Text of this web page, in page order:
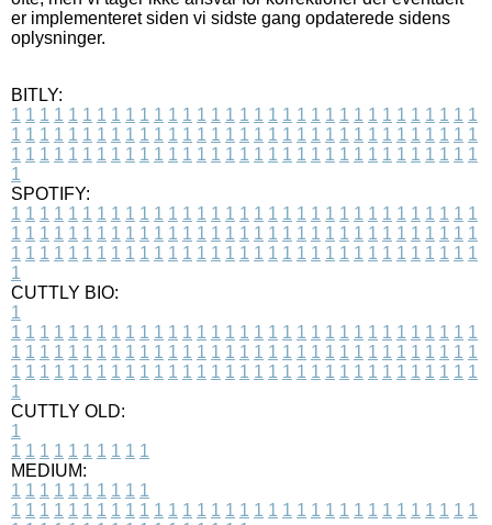
er implementeret siden vi sidste gang opdaterede sidens
oplysninger.
BITLY:
1 1 1 1 1 1 1 1 1 1 1 1 1 1 1 1 1 1 1 1 1 1 1 1 1 1 1 1 1 1 1 1 1
1 1 1 1 1 1 1 1 1 1 1 1 1 1 1 1 1 1 1 1 1 1 1 1 1 1 1 1 1 1 1 1 1
1 1 1 1 1 1 1 1 1 1 1 1 1 1 1 1 1 1 1 1 1 1 1 1 1 1 1 1 1 1 1 1 1
1
SPOTIFY:
1 1 1 1 1 1 1 1 1 1 1 1 1 1 1 1 1 1 1 1 1 1 1 1 1 1 1 1 1 1 1 1 1
1 1 1 1 1 1 1 1 1 1 1 1 1 1 1 1 1 1 1 1 1 1 1 1 1 1 1 1 1 1 1 1 1
1 1 1 1 1 1 1 1 1 1 1 1 1 1 1 1 1 1 1 1 1 1 1 1 1 1 1 1 1 1 1 1 1
1
CUTTLY BIO:
1
1 1 1 1 1 1 1 1 1 1 1 1 1 1 1 1 1 1 1 1 1 1 1 1 1 1 1 1 1 1 1 1 1
1 1 1 1 1 1 1 1 1 1 1 1 1 1 1 1 1 1 1 1 1 1 1 1 1 1 1 1 1 1 1 1 1
1 1 1 1 1 1 1 1 1 1 1 1 1 1 1 1 1 1 1 1 1 1 1 1 1 1 1 1 1 1 1 1 1
1
CUTTLY OLD:
1
1 1 1 1 1 1 1 1 1 1
MEDIUM:
1 1 1 1 1 1 1 1 1 1
1 1 1 1 1 1 1 1 1 1 1 1 1 1 1 1 1 1 1 1 1 1 1 1 1 1 1 1 1 1 1 1 1